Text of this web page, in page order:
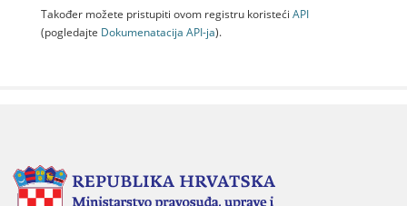
Također možete pristupiti ovom registru koristeći API
(pogledajte Dokumenаtаcijа API-jа).